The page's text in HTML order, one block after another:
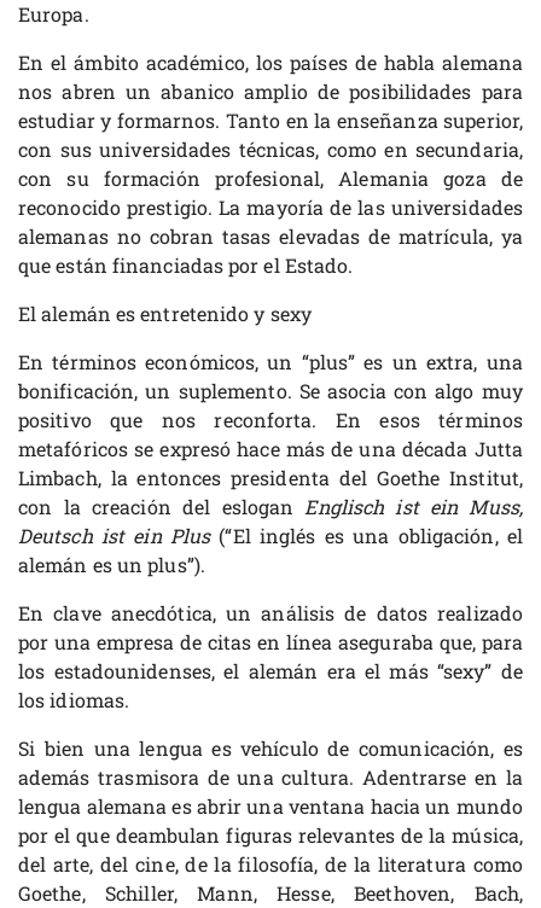
Europa.
En el ámbito académico, los países de habla alemana
nos abren un abanico amplio de posibilidades para
estudiar y formarnos. Tanto en la enseñanza superior,
con sus universidades técnicas, como en secundaria,
con su formación profesional, Alemania goza de
reconocido prestigio. La mayoría de las universidades
alemanas no cobran tasas elevadas de matrícula, ya
que están financiadas por el Estado.
El alemán es entretenido y sexy
En términos económicos, un “plus” es un extra, una
bonificación, un suplemento. Se asocia con algo muy
positivo que nos reconforta. En esos términos
metafóricos se expresó hace más de una década Jutta
Limbach, la entonces presidenta del Goethe Institut,
con la creación del esloganEnglisch ist ein Muss,
Deutsch ist ein Plus(“El inglés es una obligación, el
alemán es un plus”).
En clave anecdótica, un análisis de datos realizado
por una empresa de citas en línea aseguraba que, para
los estadounidenses, el alemán era el más “sexy” de
los idiomas.
Si bien una lengua es vehículo de comunicación, es
además trasmisora de una cultura. Adentrarse en la
lengua alemana es abrir una ventana hacia un mundo
por el que deambulan figuras relevantes de la música,
del arte, del cine, de la filosofía, de la literatura como
Goethe, Schiller, Mann, Hesse, Beethoven, Bach,